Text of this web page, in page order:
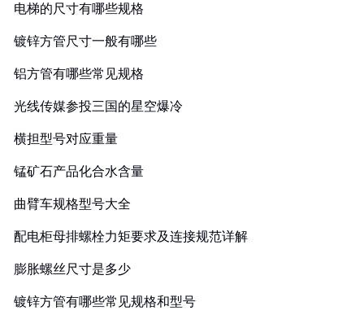
电梯的尺寸有哪些规格
镀锌方管尺寸一般有哪些
铝方管有哪些常见规格
光线传媒参投三国的星空爆冷
横担型号对应重量
锰矿石产品化合水含量
曲臂车规格型号大全
配电柜母排螺栓力矩要求及连接规范详解
膨胀螺丝尺寸是多少
镀锌方管有哪些常见规格和型号